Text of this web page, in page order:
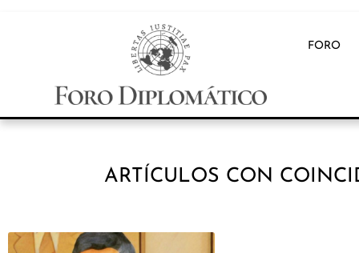
FORO
ARTÍCULOS CON